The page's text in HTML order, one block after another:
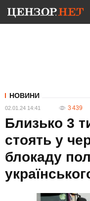
НОВИНИ
02.01.24 14:41 3 439
Близько 3
стоять у
блокаду